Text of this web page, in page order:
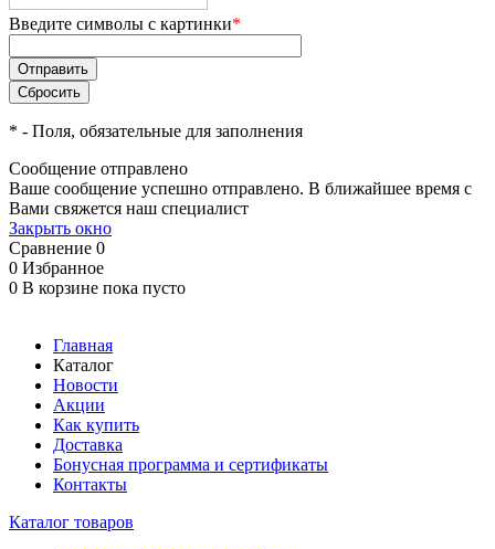
Введите символы с картинки*
* - Поля, обязательные для заполнения
Сообщение отправлено
Ваше сообщение успешно отправлено. В ближайшее время с
Вами свяжется наш специалист
Закрыть окно
Сравнение 0
0 Избранное
0 В корзине пока пусто
Главная
Каталог
Новости
Акции
Как купить
Доставка
Бонусная программа и сертификаты
Контакты
Каталог товаров